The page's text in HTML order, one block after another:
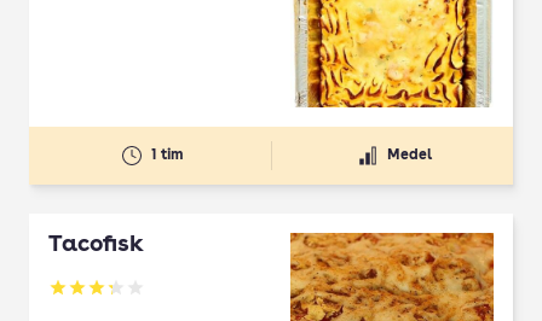
1 tim Medel
Tacofisk
Betyg: 3.27 av 5